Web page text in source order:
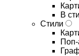
В
Стили
Поп-